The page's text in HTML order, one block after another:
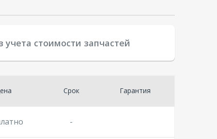
учета стоимости запчастей
Срок Гарантия
-